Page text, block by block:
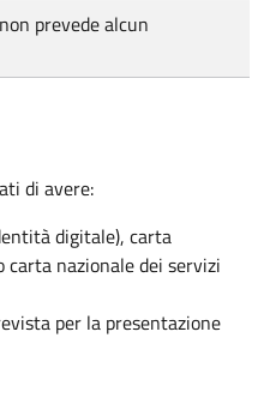
prevede alcun
di avere:
digitale), carta
carta nazionale dei servizi
per la presentazione